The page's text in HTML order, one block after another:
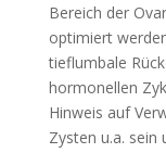
Bereich der
optimiert
tieflumbale
hormonellen
Hinweis auf
Zysten u.a. sein